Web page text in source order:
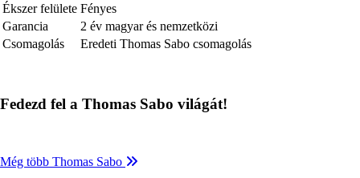
Ékszer felülete Fényes
Garancia
2 év magyar és nemzetközi
Csomagolás
Eredeti Thomas Sabo csomagolás
Fedezd fel a Thomas Sabo világát!
Még több Thomas Sabo